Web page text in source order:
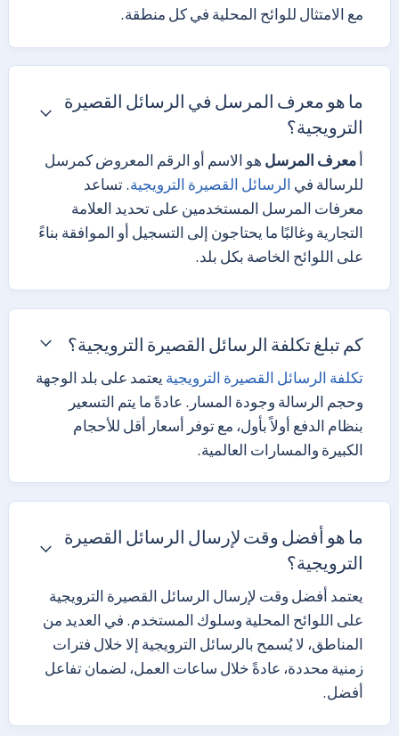
مع الامتثال للوائح المحلية في كل منطقة.
ما هو معرف المرسل في الرسائل القصيرة
الترويجية؟
أمعرف المرسل هو الاسم أو الرقم المعروض كمرسل
للرسالة في الرسائل القصيرة الترويجية. تساعد
معرفات المرسل المستخدمين على تحديد العلامة
التجارية وغالبًا ما يحتاجون إلى التسجيل أو الموافقة بناءً
على اللوائح الخاصة بكل بلد.
كم تبلغ تكلفة الرسائل القصيرة الترويجية؟
تكلفة الرسائل القصيرة الترويجية يعتمد على بلد الوجهة
وحجم الرسالة وجودة المسار. عادةً ما يتم التسعير
بنظام الدفع أولاً بأول، مع توفر أسعار أقل للأحجام
الكبيرة والمسارات العالمية.
ما هو أفضل وقت لإرسال الرسائل القصيرة
الترويجية؟
يعتمد أفضل وقت لإرسال الرسائل القصيرة الترويجية
على اللوائح المحلية وسلوك المستخدم. في العديد من
المناطق، لا يُسمح بالرسائل الترويجية إلا خلال فترات
زمنية محددة، عادةً خلال ساعات العمل، لضمان تفاعل
أفضل.